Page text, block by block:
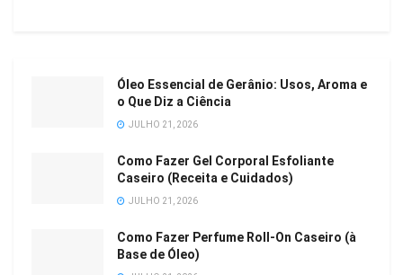
Óleo Essencial de Gerânio: Usos, Aroma e
o Que Diz a Ciência
JULHO 21, 2026
Como Fazer Gel Corporal Esfoliante
Caseiro (Receita e Cuidados)
JULHO 21, 2026
Como Fazer Perfume Roll-On Caseiro (à
Base de Óleo)